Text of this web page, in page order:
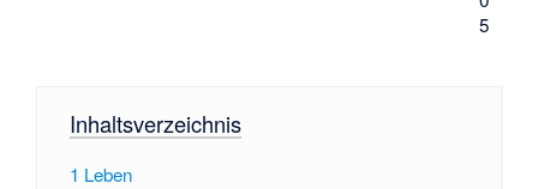
5
Inhaltsverzeichnis
1 Leben